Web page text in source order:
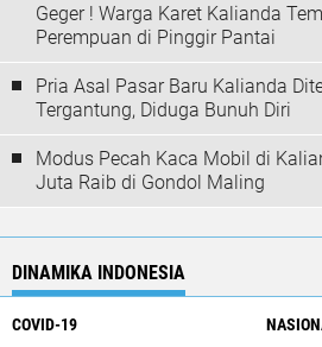
Geger ! Warga Karet Kalianda
Perempuan di Pinggir Pantai
Pria Asal Pasar Baru Kalianda
Tergantung, Diduga Bunuh Diri
Modus Pecah Kaca Mobil di
Juta Raib di Gondol Maling
DINAMIKA INDONESIA
COVID-19